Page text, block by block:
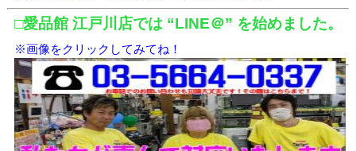
□愛品館 江戸川店では “LINE＠” を始めました。
※画像をクリックしてみてね！